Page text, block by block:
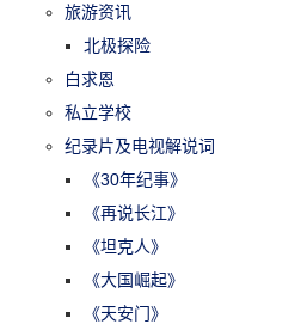
旅游资讯
北极探险
白求恩
私立学校
纪录片及电视解说词
《30年纪事》
《再说长江》
《坦克人》
《大国崛起》
《天安门》